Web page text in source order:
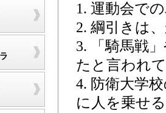
1. 運動会で
2. 綱引きは
3. 「騎馬戦
たと言われ
4. 防衛大学
に人を乗せ